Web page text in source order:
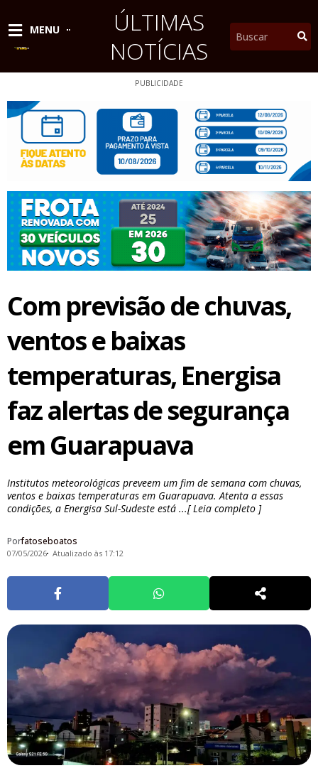
conteúdo
MENU
ÚLTIMAS
NOTÍCIAS
Pesquisar
PUBLICIDADE
Com previsão de chuvas,
ventos e baixas
temperaturas, Energisa
faz alertas de segurança
em Guarapuava
Institutos meteorológicas preveem um fim de semana com chuvas,
ventos e baixas temperaturas em Guarapuava. Atenta a essas
condições, a Energisa Sul-Sudeste está ...[ Leia completo ]
Porfatoseboatos
07/05/2026 Atualizado às 17:12